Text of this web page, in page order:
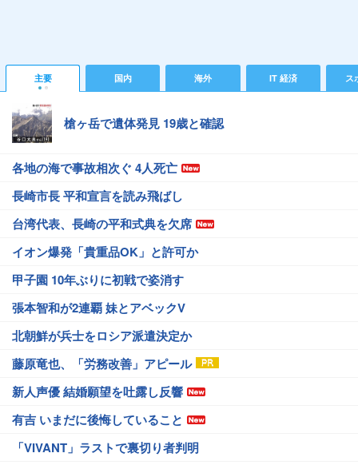
主要 国内 海外 IT 経済 ス
槍ヶ岳で遺体発見 19歳と確認
各地の海で事故相次ぐ 4人死亡
長崎市長 平和宣言を読み飛ばし
台湾代表、長崎の平和式典を欠席
イオン爆発「貴重品OK」と許可か
甲子園 10年ぶりに初戦で姿消す
張本智和が2連覇 妹とアベックV
北朝鮮が兵士をロシア派遣決定か
藤原竜也、「労務改善」アピール
新人声優 結婚願望を吐露し反響
有吉 いまだに後悔していること
「VIVANT」ラストで裏切り者判明